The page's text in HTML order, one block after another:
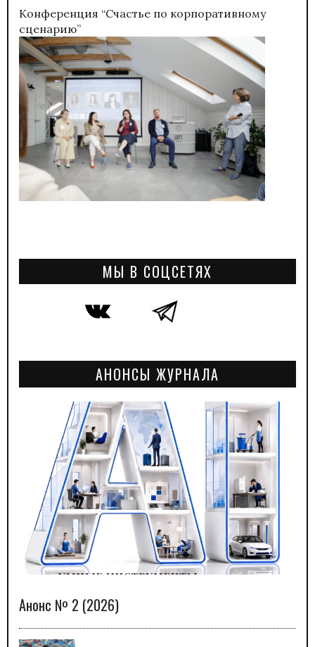
Конференция “Счастье по корпоративному
сценарию”
МЫ В СОЦСЕТЯХ
АНОНСЫ ЖУРНАЛА
Анонс № 2 (2026)